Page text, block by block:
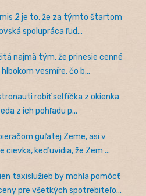
2 je to, že za týmto štartom
spolupráca ľud...
najmä tým, že prinesie cenné
vesmíre, čo b...
robiť selfíčka z okienka
z ich pohľadu p...
guľatej Zeme, asi v
cievka, keď uvidia, že Zem ...
taxislužieb by mohla pomôcť
pre všetkých spotrebiteľo...